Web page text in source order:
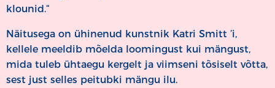
klounid.“
Näitusega on ühinenud kunstnik Katri Smitt ’i,
kellele meeldib mõelda loomingust kui mängust,
mida tuleb ühtaegu kergelt ja viimseni tõsiselt võtta,
sest just selles peitubki mängu ilu.